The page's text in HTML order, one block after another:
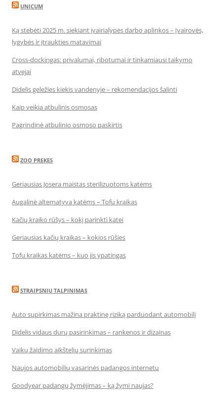
UNICUM
Ką stebėti 2025 m. siekiant įvairialypės darbo aplinkos – Įvairovės,
lygybės ir įtraukties matavimai
Cross-dockingas: privalumai, ribotumai ir tinkamiausi taikymo
atvejai
Didelis geležies kiekis vandenyje – rekomendacijos šalinti
Kaip veikia atbulinis osmosas
Pagrindinė atbulinio osmoso paskirtis
ZOO PREKES
Geriausias Josera maistas sterilizuotoms katėms
Augalinė alternatyva katėms – Tofu kraikas
Kačių kraiko rūšys – kokį parinkti katei
Geriausias kačių kraikas – kokios rūšies
Tofu kraikas katėms – kuo jis ypatingas
STRAIPSNIŲ TALPINIMAS
Auto supirkimas mažina praktinę riziką parduodant automobilį
Didelis vidaus durų pasirinkimas – rankenos ir dizainas
Vaikų žaidimo aikštelių surinkimas
Naujos automobilių vasarinės padangos internetu
Goodyear padangų žymėjimas – ką žymi naujas?